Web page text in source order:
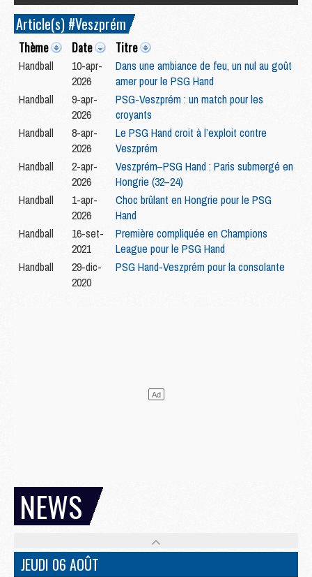
Article(s) #Veszprém
Thème Date Titre
Handball
10-apr-
2026
Dans une ambiance de feu, un nul au goût
amer pour le PSG Hand
Handball
9-apr-
2026
PSG-Veszprém : un match pour les
croyants
Handball
8-apr-
2026
Le PSG Hand croit à l’exploit contre
Veszprém
Handball
2-apr-
2026
Veszprém–PSG Hand : Paris submergé en
Hongrie (32–24)
Handball
1-apr-
2026
Choc brûlant en Hongrie pour le PSG
Hand
Handball
16-set-
2021
Première compliquée en Champions
League pour le PSG Hand
Handball
29-dic-
2020
PSG Hand-Veszprém pour la consolante
NEWS
JEUDI 06 AOÛT